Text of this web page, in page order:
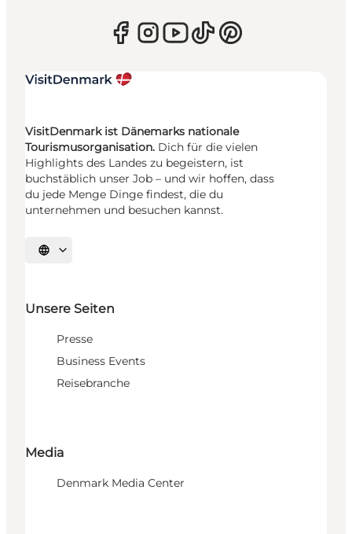
VisitDenmark ist Dänemarks nationale
Tourismusorganisation. Dich für die vielen
Highlights des Landes zu begeistern, ist
buchstäblich unser Job – und wir hoffen, dass
du jede Menge Dinge findest, die du
unternehmen und besuchen kannst.
Sprache auswählen
Unsere Seiten
Presse
Business Events
Reisebranche
Media
Denmark Media Center